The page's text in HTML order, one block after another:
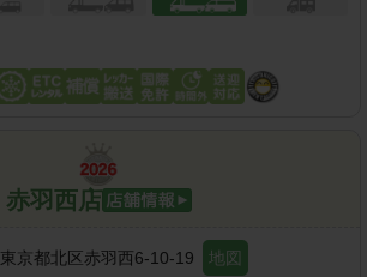
赤羽西店
東京都北区赤羽西6-10-19 地図